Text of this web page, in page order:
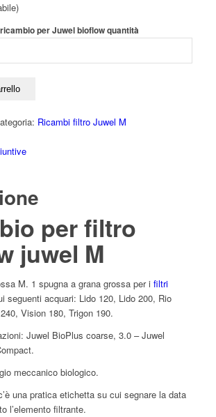
per Juwel bioflow quantità
Ricambi filtro Juwel M
per filtro
juwel M
M. 1 spugna a grana grossa per i filtri
seguenti acquari: Lido 120, Lido 200, Rio
Vision 180, Trigon 190.
Juwel BioPlus coarse, 3.0 – Juwel
meccanico biologico.
una pratica etichetta su cui segnare la data
l’elemento filtrante.